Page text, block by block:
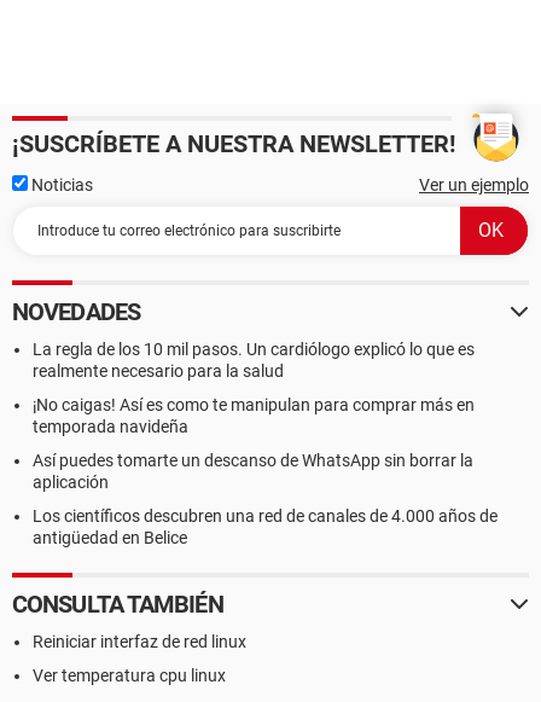
¡SUSCRÍBETE A NUESTRA NEWSLETTER!
Noticias Ver un ejemplo
NOVEDADES
La regla de los 10 mil pasos. Un cardiólogo explicó lo que es
realmente necesario para la salud
¡No caigas! Así es como te manipulan para comprar más en
temporada navideña
Así puedes tomarte un descanso de WhatsApp sin borrar la
aplicación
Los científicos descubren una red de canales de 4.000 años de
antigüedad en Belice
CONSULTA TAMBIÉN
Reiniciar interfaz de red linux
Ver temperatura cpu linux